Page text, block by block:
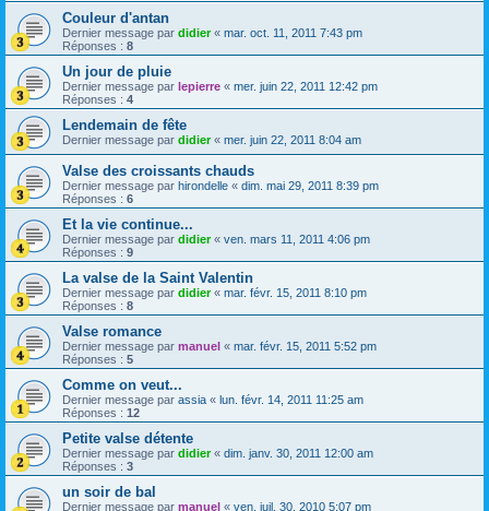
Couleur d'antan
Dernier message par didier« mar. oct. 11, 2011 7:43 pm
Réponses : 8
Un jour de pluie
Dernier message par lepierre « mer. juin 22, 2011 12:42 pm
Réponses : 4
Lendemain de fête
Dernier message par didier« mer. juin 22, 2011 8:04 am
Valse des croissants chauds
Dernier message par hirondelle « dim. mai 29, 2011 8:39 pm
Réponses : 6
Et la vie continue...
Dernier message par didier« ven. mars 11, 2011 4:06 pm
Réponses : 9
La valse de la Saint Valentin
Dernier message par didier« mar. févr. 15, 2011 8:10 pm
Réponses : 8
Valse romance
Dernier message par manuel « mar. févr. 15, 2011 5:52 pm
Réponses : 5
Comme on veut...
Dernier message par assia « lun. févr. 14, 2011 11:25 am
Réponses : 12
Petite valse détente
Dernier message par didier« dim. janv. 30, 2011 12:00 am
Réponses : 3
un soir de bal
Dernier message par manuel « ven. juil. 30, 2010 5:07 pm